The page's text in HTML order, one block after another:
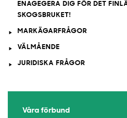
ENAGEGERA DIG FÖR DET
SKOGSBRUKET!
MARKÄGARFRÅGOR
VÄLMÅENDE
JURIDISKA FRÅGOR
Våra förbund